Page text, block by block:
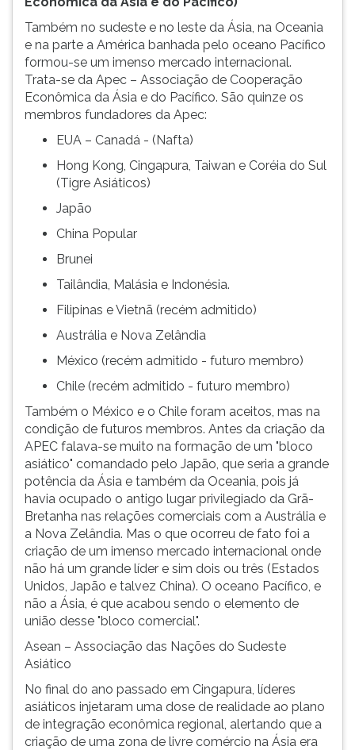
Também no sudeste e no leste da Ásia, na Oceania
e na parte a América banhada pelo oceano Pacífico
formou-se um imenso mercado internacional.
Trata-se da Apec – Associação de Cooperação
Econômica da Ásia e do Pacífico. São quinze os
membros fundadores da Apec:
EUA – Canadá - (Nafta)
Hong Kong, Cingapura, Taiwan e Coréia do Sul
(Tigre Asiáticos)
Japão
China Popular
Brunei
Tailândia, Malásia e Indonésia.
Filipinas e Vietnã (recém admitido)
Austrália e Nova Zelândia
México (recém admitido - futuro membro)
Chile (recém admitido - futuro membro)
Também o México e o Chile foram aceitos, mas na
condição de futuros membros. Antes da criação da
APEC falava-se muito na formação de um "bloco
asiático" comandado pelo Japão, que seria a grande
potência da Ásia e também da Oceania, pois já
havia ocupado o antigo lugar privilegiado da Grã-
Bretanha nas relações comerciais com a Austrália e
a Nova Zelândia. Mas o que ocorreu de fato foi a
criação de um imenso mercado internacional onde
não há um grande líder e sim dois ou três (Estados
Unidos, Japão e talvez China). O oceano Pacífico, e
não a Ásia, é que acabou sendo o elemento de
união desse "bloco comercial".
Asean – Associação das Nações do Sudeste
Asiático
No final do ano passado em Cingapura, líderes
asiáticos injetaram uma dose de realidade ao plano
de integração econômica regional, alertando que a
criação de uma zona de livre comércio na Ásia era